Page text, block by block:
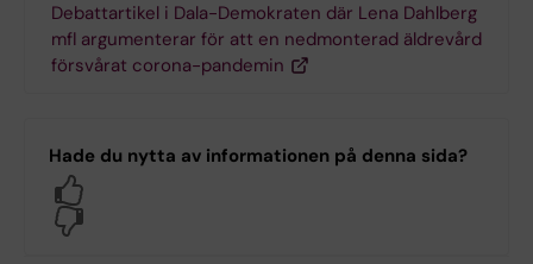
Debattartikel i Dala-Demokraten där Lena Dahlberg
mfl argumenterar för att en nedmonterad äldrevård
försvårat corona-pandemin
Hade du nytta av informationen på denna sida?